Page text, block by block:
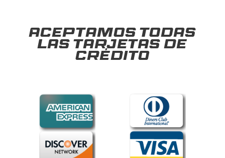
Aceptamos todas
las tarjetas de
crédito